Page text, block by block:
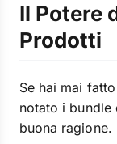
Il Potere
Prodotti
Se hai mai
notato i bundle
buona ragione.